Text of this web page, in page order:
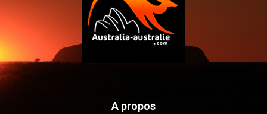
A propos